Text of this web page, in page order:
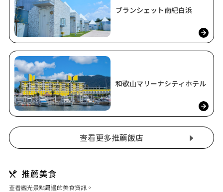
ブランシェット南紀白浜
和歌山マリーナシティホテル
查看更多推薦飯店
查看觀光景點周邊的美食資訊。